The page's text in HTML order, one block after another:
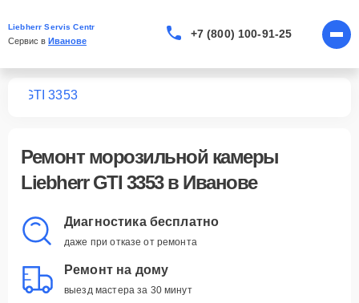
Liebherr Servis Centr
Сервис в Иванове
+7 (800) 100-91-25
GTI 3353
Ремонт морозильной камеры
Liebherr GTI 3353в Иванове
Диагностика бесплатно
даже при отказе от ремонта
Ремонт на дому
выезд мастера за 30 минут